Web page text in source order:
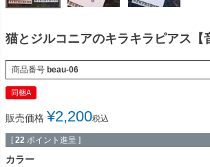
猫とジルコニアのキラキラピアス【
商品番号 beau-06
同梱A
販売価格 ¥2,200税込
[ 22 ポイント進呈 ]
カラー